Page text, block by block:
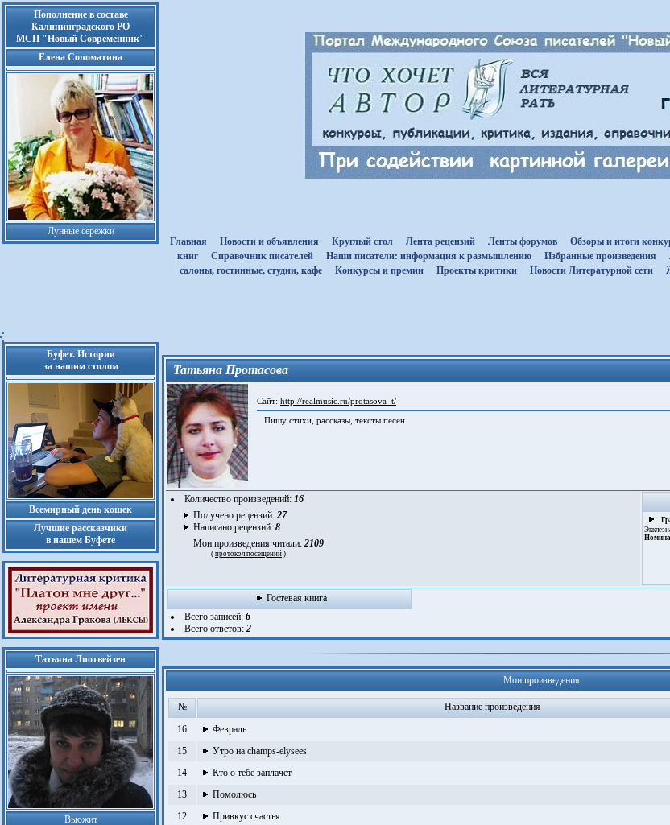
Пополнение в составе
Калининградского РО
МСП "Новый Современник"
Елена Соломатина
Лунные сережки
Главная
Новости и объявления Круглый стол Лента рецензий Ленты форумов Обзоры и итоги
книг
Cправочник писателей Наши писатели: информация к размышлению Избранные произведения
салоны, гостинные, студии, кафе
Kонкурсы и премии Проекты критики Новости Литературной сети
Буфет. Истории
за нашим столом
Всемирный день кошек
Лучшие рассказчики
в нашем Буфете
Татьяна Лиотвейзен
Вьюжит
Татьяна Протасова
Сайт: http://realmusic.ru/protasova_t/
Пишу стихи, рассказы, тексты песен
Количество произведений: 16
Получено рецензий: 27
Написано рецензий: 8
Мои произведения читали: 2109
( протокол посещений )
Гостевая книга
Всего записей: 6
Всего ответов: 2
Мои произведения
№ Название произведения
16
Февраль
15 Утро на champs-elysees
14 Кто о тебе заплачет
13 Помолюсь
12 Привкус счастья